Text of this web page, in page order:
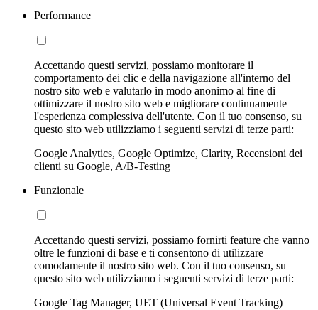
Performance
Accettando questi servizi, possiamo monitorare il
comportamento dei clic e della navigazione all'interno del
nostro sito web e valutarlo in modo anonimo al fine di
ottimizzare il nostro sito web e migliorare continuamente
l'esperienza complessiva dell'utente. Con il tuo consenso, su
questo sito web utilizziamo i seguenti servizi di terze parti:
Google Analytics, Google Optimize, Clarity, Recensioni dei
clienti su Google, A/B-Testing
Funzionale
Accettando questi servizi, possiamo fornirti feature che vanno
oltre le funzioni di base e ti consentono di utilizzare
comodamente il nostro sito web. Con il tuo consenso, su
questo sito web utilizziamo i seguenti servizi di terze parti:
Google Tag Manager, UET (Universal Event Tracking)